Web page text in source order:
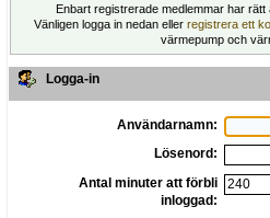
Enbart registrerade medlemmar har rätt
Vänligen logga in nedan eller registrera ett
värmepump och
Logga-in
Användarnamn:
Lösenord:
Antal minuter att förbli
inloggad: